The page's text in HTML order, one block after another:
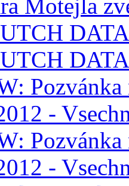
Motejla
-
-